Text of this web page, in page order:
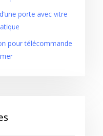
porte avec vitre
pour télécommande